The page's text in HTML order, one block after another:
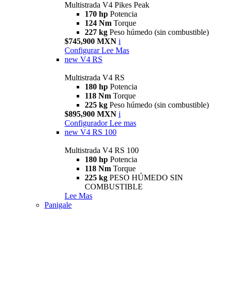
Multistrada V4 Pikes Peak
170 hp Potencia
124 Nm Torque
227 kg Peso húmedo (sin combustible)
$745,900 MXN i
Configurar Lee Mas
new V4 RS
Multistrada V4 RS
180 hp Potencia
118 Nm Torque
225 kg Peso húmedo (sin combustible)
$895,900 MXN i
Configurador Lee mas
new V4 RS 100
Multistrada V4 RS 100
180 hp Potencia
118 Nm Torque
225 kg PESO HÚMEDO SIN
COMBUSTIBLE
Lee Mas
Panigale